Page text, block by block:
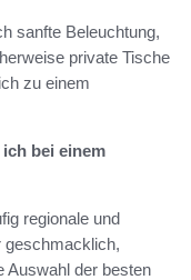
sanfte Beleuchtung,
private Tische
zu einem
bei einem
regionale und
geschmacklich,
Auswahl der besten